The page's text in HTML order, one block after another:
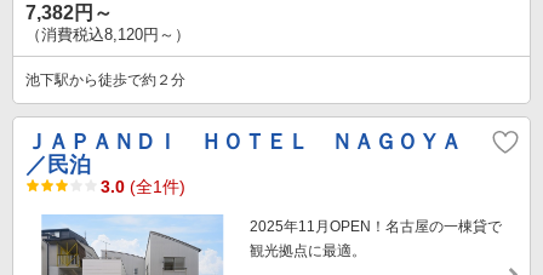
7,382円～
（消費税込8,120円～）
池下駅から徒歩で約２分
ＪＡＰＡＮＤＩ ＨＯＴＥＬ ＮＡＧＯＹＡ
／民泊
3.0 (全1件)
2025年11月OPEN！名古屋の一棟貸で
観光拠点に最適。